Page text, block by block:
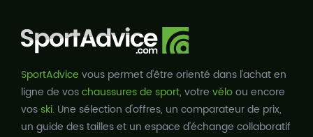
SportAdvice vous permet d'être orienté dans l'achat en
ligne de voschaussures de sport, votre véloou encore
vosski. Une sélection d'offres, un comparateur de prix,
un guide des tailles et un espace d'échange collaboratif